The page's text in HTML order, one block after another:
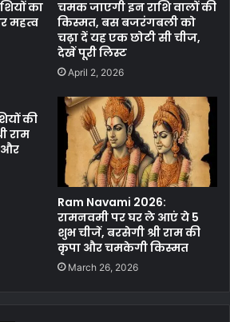
से आपका मन प्रसन्न रहेगा और यदि किसी से
करके करें. आपको कारोबार में अच्छा लाभ मिल
का कारण बनेगा. आप आज कुछ महत्व चर्चाओं में
मकर राशि...
किसी जोखिम भरे काम को करने से बचना होगा और
रहें. किसी काम को लेकर आप उत्साहित ना हो.
पूरा साथ मिलेगा. सेवा क्षेत्र में भी आपकी पूरी
उपलब्धि मिल सकती है।
का
महत्व
चमक जाएगी इन राशि वालों की
किस्मत, बस बजरंगबली को
चढ़ा दें यह एक छोटी सी चीज,
देखें पूरी लिस्ट
April 2, 2026
की
राम
और
Ram Navami 2026:
रामनवमी पर घर ले आएं ये 5
शुभ चीजें, बरसेगी श्री राम की
कृपा और चमकेगी किस्मत
March 26, 2026